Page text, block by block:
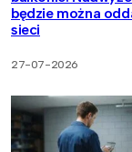
będzie można
sieci
27-07-2026